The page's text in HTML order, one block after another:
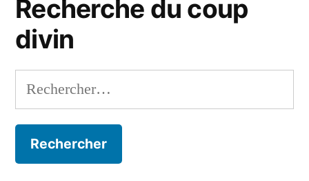
Recherche du coup
divin
Rechercher :